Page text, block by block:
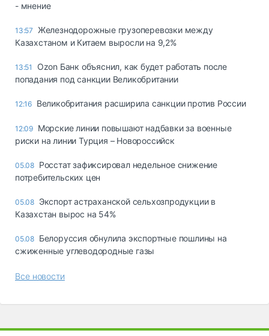
- мнение
13:57
Железнодорожные грузоперевозки между
Казахстаном и Китаем выросли на 9,2%
13:51
Ozon Банк объяснил, как будет работать после
попадания под санкции Великобритании
12:16 Великобритания расширила санкции против России
12:09 Морские линии повышают надбавки за военные
риски на линии Турция – Новороссийск
05.08 Росстат зафиксировал недельное снижение
потребительских цен
05.08 Экспорт астраханской сельхозпродукции в
Казахстан вырос на 54%
05.08 Белоруссия обнулила экспортные пошлины на
сжиженные углеводородные газы
Все новости